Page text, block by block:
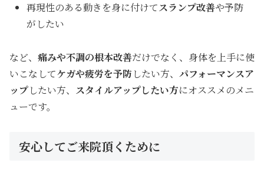
再現性のある動きを身に付けてスランプ改善や予防
がしたい
など、 痛みや不調の根本改善だけでなく、身体を上手に使
いこなしてケガや疲労を予防 したい方、 パフォーマンスア
ップしたい方、 スタイルアップしたい方にオススメのメニ
ューです。
安心してご来院頂くために